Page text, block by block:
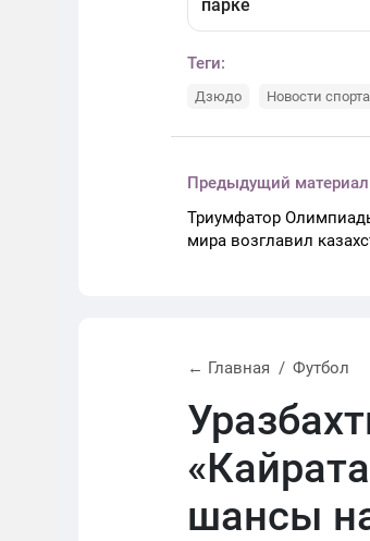
Теги:
Дзюдо Новости спорта
Предыдущий материал
Триумфатор
мира возглавил
← Главная Футбол
шансы